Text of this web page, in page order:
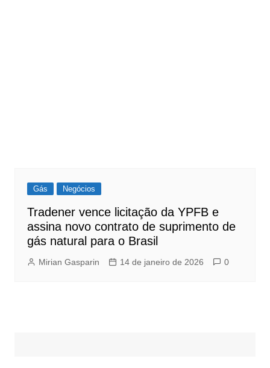
Gás Negócios
Tradener vence licitação da YPFB e
assina novo contrato de suprimento de
gás natural para o Brasil
Mirian Gasparin 14 de janeiro de 2026 0